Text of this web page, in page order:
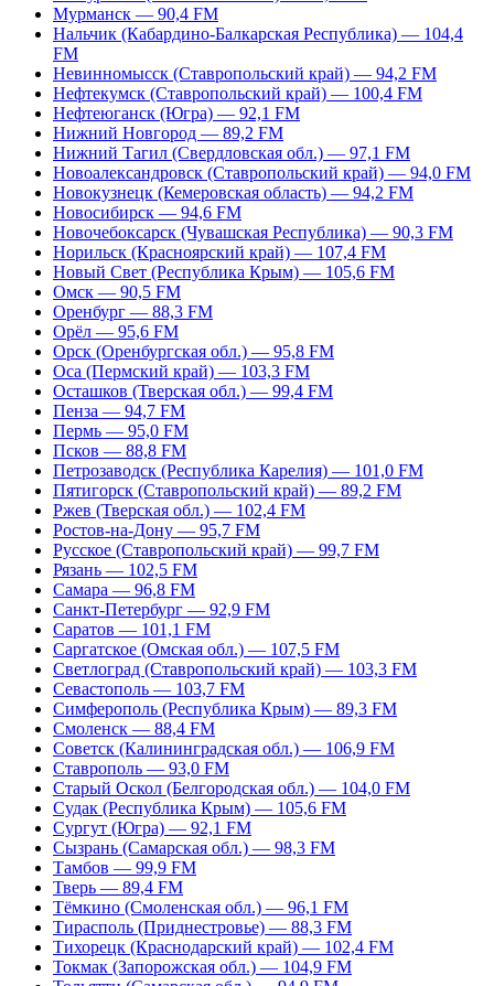
Мурманск — 90,4 FM
Нальчик (Кабардино-Балкарская Республика) — 104,4
FM
Невинномысск (Ставропольский край) — 94,2 FM
Нефтекумск (Ставропольский край) — 100,4 FM
Нефтеюганск (Югра) — 92,1 FM
Нижний Новгород — 89,2 FM
Нижний Тагил (Свердловская обл.) — 97,1 FM
Новоалександровск (Ставропольский край) — 94,0 FM
Новокузнецк (Кемеровская область) — 94,2 FM
Новосибирск — 94,6 FM
Новочебоксарск (Чувашская Республика) — 90,3 FM
Норильск (Красноярский край) — 107,4 FM
Новый Свет (Республика Крым) — 105,6 FM
Омск — 90,5 FM
Оренбург — 88,3 FM
Орёл — 95,6 FM
Орск (Оренбургская обл.) — 95,8 FM
Оса (Пермский край) — 103,3 FM
Осташков (Тверская обл.) — 99,4 FM
Пенза — 94,7 FM
Пермь — 95,0 FM
Псков — 88,8 FM
Петрозаводск (Республика Карелия) — 101,0 FM
Пятигорск (Ставропольский край) — 89,2 FM
Ржев (Тверская обл.) — 102,4 FM
Ростов-на-Дону — 95,7 FM
Русское (Ставропольский край) — 99,7 FM
Рязань — 102,5 FM
Самара — 96,8 FM
Санкт-Петербург — 92,9 FM
Саратов — 101,1 FM
Саргатское (Омская обл.) — 107,5 FM
Светлоград (Ставропольский край) — 103,3 FM
Севастополь — 103,7 FM
Симферополь (Республика Крым) — 89,3 FM
Смоленск — 88,4 FM
Советск (Калининградская обл.) — 106,9 FM
Ставрополь — 93,0 FM
Старый Оскол (Белгородская обл.) — 104,0 FM
Судак (Республика Крым) — 105,6 FM
Сургут (Югра) — 92,1 FM
Сызрань (Самарская обл.) — 98,3 FM
Тамбов — 99,9 FM
Тверь — 89,4 FM
Тёмкино (Смоленская обл.) — 96,1 FM
Тирасполь (Приднестровье) — 88,3 FM
Тихорецк (Краснодарский край) — 102,4 FM
Токмак (Запорожская обл.) — 104,9 FM